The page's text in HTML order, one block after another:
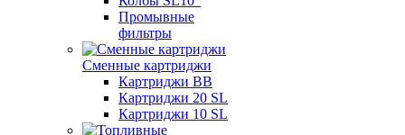
Промывные
фильтры
Сменные картриджи
Картриджи BB
Картриджи 20 SL
Картриджи 10 SL